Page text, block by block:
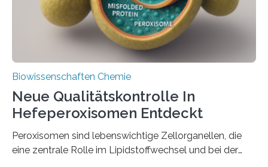
Biowissenschaften Chemie
Neue Qualitätskontrolle In
Hefeperoxisomen Entdeckt
Peroxisomen sind lebenswichtige Zellorganellen, die
eine zentrale Rolle im Lipidstoffwechsel und bei der